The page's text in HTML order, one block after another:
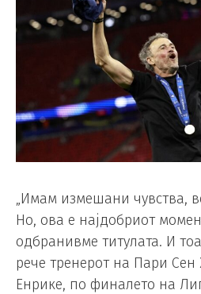
„Имам измешани чувства,
Но, ова е најдобриот
одбранивме титулата. И
рече тренерот на Пари
Енрике, по финалето на